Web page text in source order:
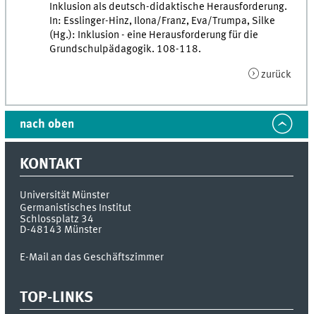
Inklusion als deutsch-didaktische Herausforderung.
In: Esslinger-Hinz, Ilona/Franz, Eva/Trumpa, Silke
(Hg.): Inklusion - eine Herausforderung für die
Grundschulpädagogik. 108-118.
zurück
nach oben
KONTAKT
Universität Münster
Germanistisches Institut
Schlossplatz 34
D-48143 Münster
E-Mail an das Geschäftszimmer
TOP-LINKS